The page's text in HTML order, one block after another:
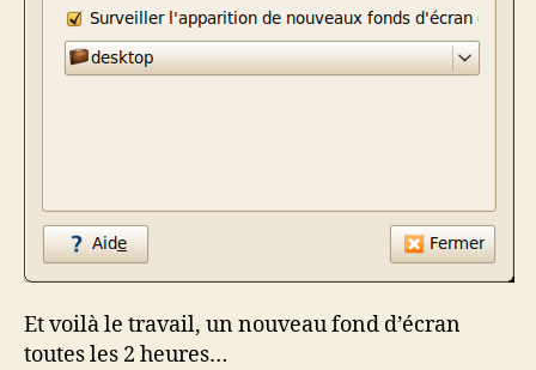
Et voilà le travail, un nouveau fond d’écran
toutes les 2 heures…